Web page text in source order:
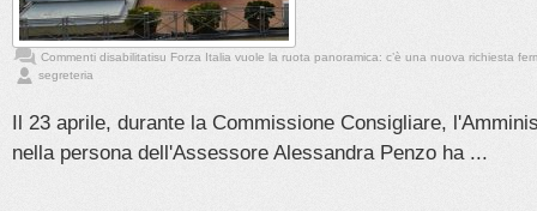
Commenti disabilitatisu Forza Italia vuole la ruota panoramica: c’è una nuova richiesta
segreteria
Il 23 aprile, durante la Commissione Consigliare,
nella persona dell'Assessore Alessandra Penzo ha ...